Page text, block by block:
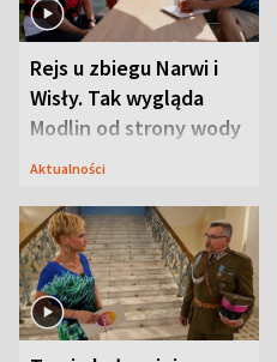
Rejs u zbiegu Narwi i
Wisły. Tak wygląda
Modlin od strony wody
Aktualności